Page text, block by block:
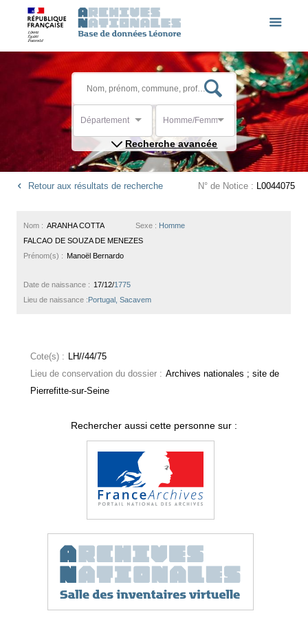
Département Homme/Femme
Recherche avancée
Retour aux résultats de recherche N° de Notice : L0044075
Sexe : Homme
Nom : ARANHA COTTA
FALCAO DE SOUZA DE MENEZES
Prénom(s) : Manoël Bernardo
Date de naissance : 17/12/1775
Lieu de naissance :Portugal, Sacavem
Cote(s) : LH//44/75
Lieu de conservation du dossier : Archives nationales ; site de
Pierrefitte-sur-Seine
Rechercher aussi cette personne sur :